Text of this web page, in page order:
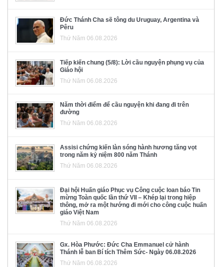
Đức Thánh Cha sẽ tông du Uruguay, Argentina và
Pêru
Thứ Năm 06.08.2026
Tiếp kiến chung (5/8): Lời cầu nguyện phụng vụ của
Giáo hội
Thứ Năm 06.08.2026
Năm thời điểm để cầu nguyện khi đang đi trên
đường
Thứ Năm 06.08.2026
Assisi chứng kiến làn sóng hành hương tăng vọt
trong năm kỷ niệm 800 năm Thánh
Thứ Năm 06.08.2026
Đại hội Huấn giáo Phục vụ Công cuộc loan báo Tin
mừng Toàn quốc lần thứ VII – Khép lại trong hiệp
thông, mở ra một hướng đi mới cho công cuộc huấn
giáo Việt Nam
Thứ Năm 06.08.2026
Gx. Hòa Phước: Đức Cha Emmanuel cử hành
Thánh lễ ban Bí tích Thêm Sức- Ngày 06.08.2026
Thứ Năm 06.08.2026